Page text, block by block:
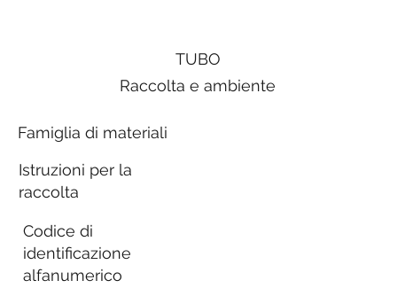
TUBO
Raccolta e ambiente
Famiglia di materiali
Istruzioni per la
raccolta
Codice di
identificazione
alfanumerico